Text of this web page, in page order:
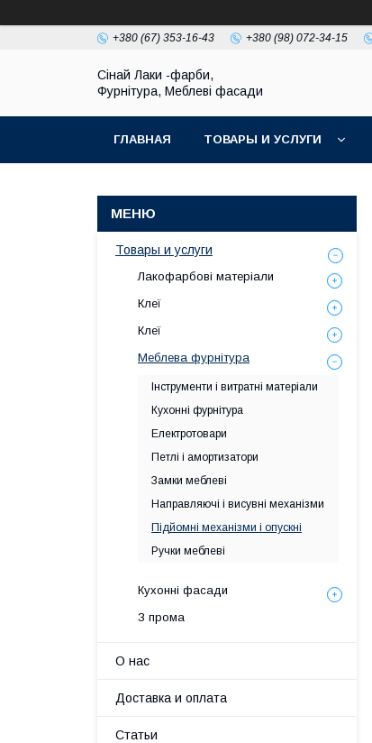
+380 (67) 353-16-43 +380 (98) 072-34-15
Сінай Лаки -фарби,
Фурнітура, Меблеві фасади
ГЛАВНАЯ ТОВАРЫ И УСЛУГИ
Товары и услуги
Лакофарбові матеріали
Клеї
Клеї
Меблева фурнітура
Інструменти і витратні матеріали
Кухонні фурнітура
Електротовари
Петлі і амортизатори
Замки меблеві
Направляючі і висувні механізми
Підйомні механізми і опускні
Ручки меблеві
Кухонні фасади
З прома
О нас
Доставка и оплата
Статьи